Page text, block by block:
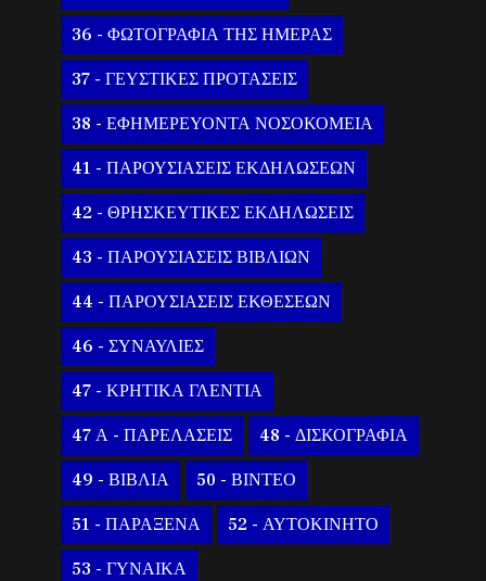
36 - ΦΩΤΟΓΡΑΦΙΑ ΤΗΣ ΗΜΕΡΑΣ
37 - ΓΕΥΣΤΙΚΕΣ ΠΡΟΤΑΣΕΙΣ
38 - ΕΦΗΜΕΡΕΥΟΝΤΑ ΝΟΣΟΚΟΜΕΙΑ
41 - ΠΑΡΟΥΣΙΑΣΕΙΣ ΕΚΔΗΛΩΣΕΩΝ
42 - ΘΡΗΣΚΕΥΤΙΚΕΣ ΕΚΔΗΛΩΣΕΙΣ
43 - ΠΑΡΟΥΣΙΑΣΕΙΣ ΒΙΒΛΙΩΝ
44 - ΠΑΡΟΥΣΙΑΣΕΙΣ ΕΚΘΕΣΕΩΝ
46 - ΣΥΝΑΥΛΙΕΣ
47 - ΚΡΗΤΙΚΑ ΓΛΕΝΤΙΑ
47 Α - ΠΑΡΕΛΑΣΕΙΣ 48 - ΔΙΣΚΟΓΡΑΦΙΑ
49 - ΒΙΒΛΙΑ 50 - ΒΙΝΤΕΟ
51 - ΠΑΡΑΞΕΝΑ 52 - ΑΥΤΟΚΙΝΗΤΟ
53 - ΓΥΝΑΙΚΑ